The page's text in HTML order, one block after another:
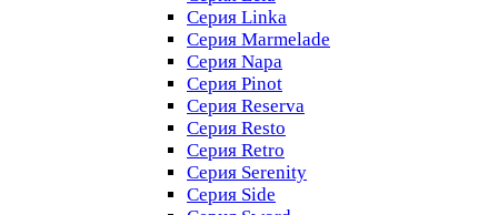
Серия Linka
Серия Marmelade
Серия Napa
Серия Pinot
Серия Reserva
Серия Resto
Серия Retro
Серия Serenity
Серия Side